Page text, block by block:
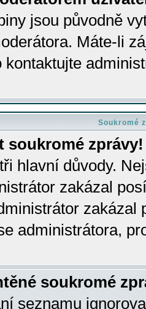
jsou původně
Máte-li
kontaktujte
Soukromé
soukromé zprávy!
hlavní důvody.
zakázal
zakázal
administrátora,
soukromé
seznamu